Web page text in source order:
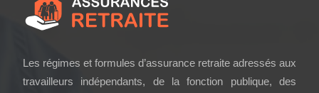
Les régimes et formules d’assurance retraite adressés aux
travailleurs indépendants, de la fonction publique, des